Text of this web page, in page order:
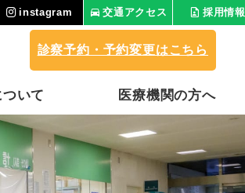
診察予約・予約変更はこちら
instagram 交通アクセス 採用情報
いて 医療機関の⽅へ